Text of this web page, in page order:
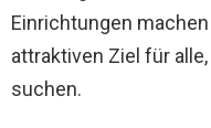
Einrichtungen
attraktiven Ziel für
suchen.